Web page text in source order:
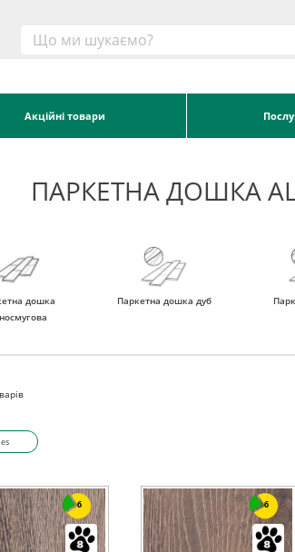
Акційні товари
ПАРКЕТНА ДОШКА
дошка
Паркетна дошка дуб
6 6